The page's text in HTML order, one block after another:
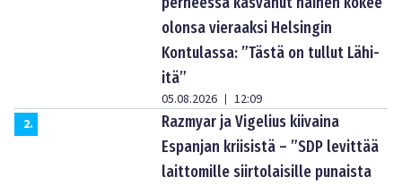
olonsa vieraaksi Helsingin
Kontulassa: ”Tästä on tullut Lähi-
itä”
05.08.2026 | 12:09
2.
Razmyar ja Vigelius kiivaina
Espanjan kriisistä – ”SDP levittää
laittomille siirtolaisille punaista